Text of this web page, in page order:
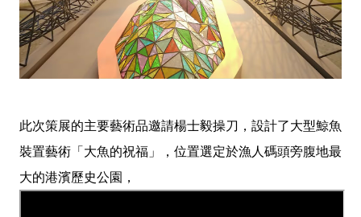
此次策展的主要藝術品邀請楊士毅操刀，設計了大型鯨魚
裝置藝術「大魚的祝福」，位置選定於漁人碼頭旁腹地最
大的港濱歷史公園，